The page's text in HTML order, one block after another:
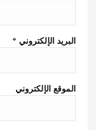
البريد الإلكتروني *
الموقع الإلكتروني